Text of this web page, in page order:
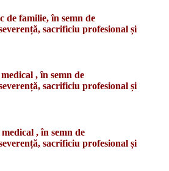
de familie, în semn de
sacrificiu profesional și
, în semn de
sacrificiu profesional și
, în semn de
sacrificiu profesional și